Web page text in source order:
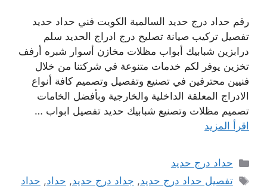
رقم حداد درج حديد السالمية الكويت فني حداد حديد
تفصيل تركيب صيانة تصليح درج ادراج الحديد سلم
درابزين شبابيك أبواب مظلات مخازن أسوار شبره أرفف
تخزين يوفر لكم خدمات متنوعة في شركتنا من خلال
فنيين محترفين في تصنيع وتفصيل وتصميم كافة أنواع
الادراج المعلقة الداخلية والخارجية وبأفضل الخامات
تصميم مظلات وتصنيع شبابيك حديد تفصيل ابواب …
اقرأ المزيد
التصنيفات
حداد درج حديد
الوسوم
تفصيل حداد درج حديد, جداد درج حديد, حداد, حداد